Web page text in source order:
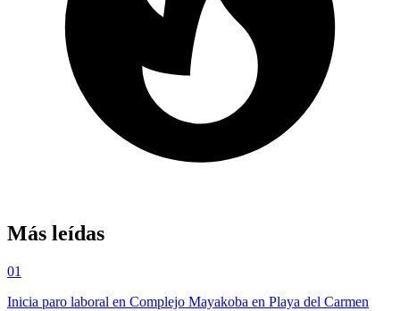
Más leídas
01
Inicia paro laboral en Complejo Mayakoba en Playa del Carmen